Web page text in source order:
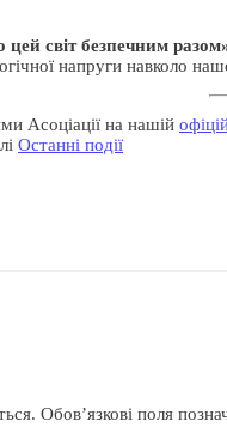
цей світ безпечним
напруги навколо
Асоціації на нашій
Останні події
Обов’язкові поля